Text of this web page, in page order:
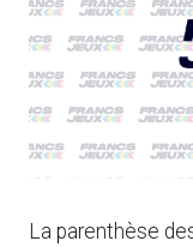
La parenthèse